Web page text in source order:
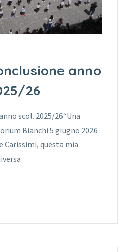
anno
26
scol. 2025/26“Una
Bianchi 5 giugno 2026
questa mia